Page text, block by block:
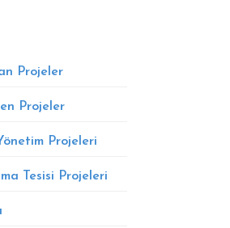
Projeler
Projeler
Projeleri
Tesisi Projeleri